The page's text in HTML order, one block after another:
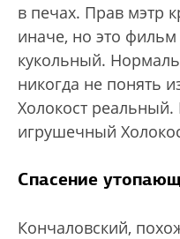
в печах. Прав мэтр
иначе, но это
кукольный.
никогда не понять
Холокост реальный.
игрушечный
Спасение
Кончаловский,